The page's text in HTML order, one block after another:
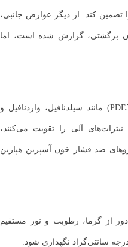
کند. از دیگر عوارض جانبی،
برگشتی، گزارش شده است، اما
مهارکننده‌های فسفودی استراز نوع 5 (PDE5) مانند سیلدنافیل، واردنافیل و
آلی را تقویت می‌کنند،
ضد فشار خون آسپرین هپارین
از گرما، رطوبت و نور مستقیم